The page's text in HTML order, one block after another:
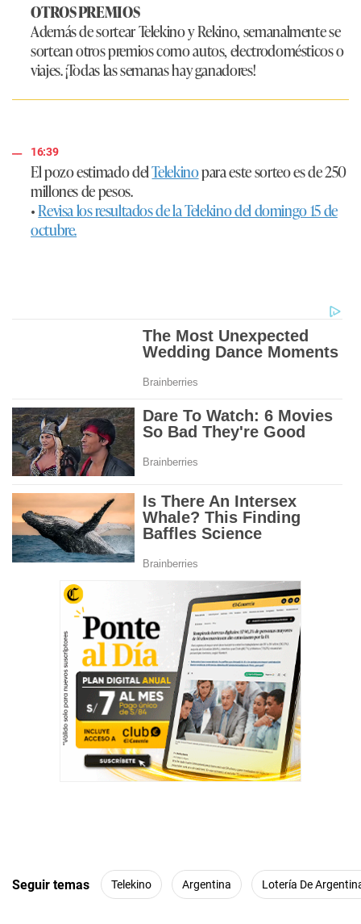
OTROS PREMIOS
Además de sortear Telekino y Rekino, semanalmente se
sortean otros premios como autos, electrodomésticos o
viajes. ¡Todas las semanas hay ganadores!
16:39
El pozo estimado delTelekinopara este sorteo es de 250
millones de pesos.
•Revisa los resultados de la Telekino del domingo 15 de
octubre.
Seguir temas Telekino Argentina Lotería De